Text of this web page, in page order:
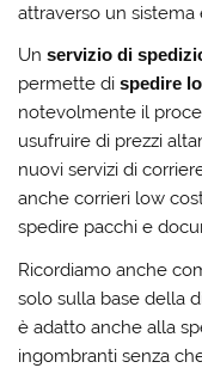
attraverso un sistema
Unservizio di
permette dispedire
notevolmente il
usufruire di prezzi
nuovi servizi di
anche corrieri low
spedire pacchi e
Ricordiamo anche
solo sulla base della
è adatto anche alla
ingombranti senza